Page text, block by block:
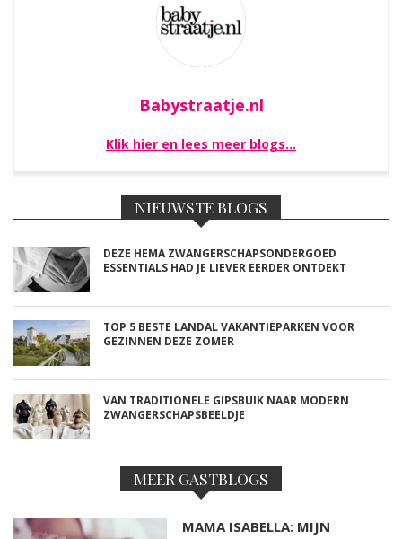
Babystraatje.nl
Klik hier en lees meer blogs…
NIEUWSTE BLOGS
DEZE HEMA ZWANGERSCHAPSONDERGOED
ESSENTIALS HAD JE LIEVER EERDER ONTDEKT
TOP 5 BESTE LANDAL VAKANTIEPARKEN VOOR
GEZINNEN DEZE ZOMER
VAN TRADITIONELE GIPSBUIK NAAR MODERN
ZWANGERSCHAPSBEELDJE
MEER GASTBLOGS
MAMA ISABELLA: MIJN